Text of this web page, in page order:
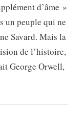
d’âme »
un peuple qui ne
Savard. Mais la
de l’histoire,
George Orwell,